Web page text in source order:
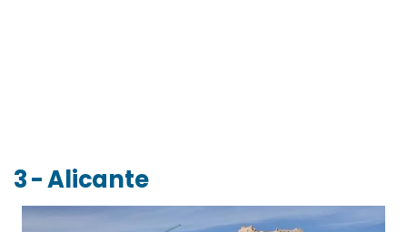
3 - Alicante